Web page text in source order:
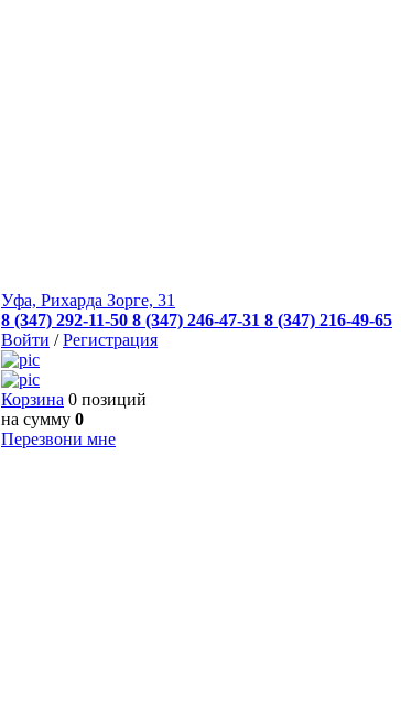
Уфа, Рихарда Зорге, 31
8 (347) 292-11-50 8 (347) 246-47-31 8 (347) 216-49-65
Войти /Регистрация
Корзина 0 позиций
на сумму 0
Перезвони мне